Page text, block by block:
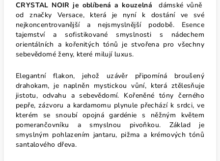
CRYSTAL NOIR je oblíbená a kouzelná
dámské vůně
od značky Versace, která je nyní k dostání ve své
nejkoncentrovanější a nejsmyslnější podobě. Esence
tajemství a sofistikované smyslnosti s nádechem
orientálních a kořenitých tónů je stvořena pro všechny
sebevědomé ženy, které milují luxus.
Elegantní flakon, jehož uzávěr připomíná broušený
drahokam, je naplněn mystickou vůní, která ztělesňuje
jistotu, odvahu a sebevědomí. Kořeněné tóny černého
pepře, zázvoru a kardamomu plynule přechází k srdci, ve
kterém se snoubí opojná gardénie s něžným květem
pomerančovníku a smyslnou pivoňkou. Základ je
smyslným pohlazením jantaru, pižma a krémových tónů
santalového dřeva.